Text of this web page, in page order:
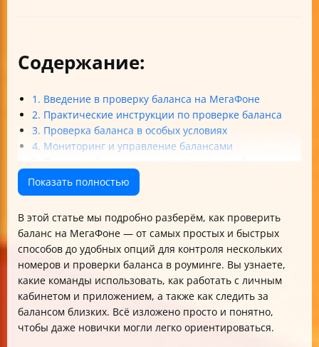
Содержание:
1. Введение в проверку баланса на МегаФоне
2. Практические инструкции по проверке баланса
3. Проверка баланса в особых условиях
4. Мониторинг и управление балансами
Таблица основных способов проверки баланса на
МегаФоне
Показать полностью
В этой статье мы подробно разберём, как проверить
баланс на МегаФоне — от самых простых и быстрых
способов до удобных опций для контроля нескольких
номеров и проверки баланса в роуминге. Вы узнаете,
какие команды использовать, как работать с личным
кабинетом и приложением, а также как следить за
балансом близких. Всё изложено просто и понятно,
чтобы даже новички могли легко ориентироваться.